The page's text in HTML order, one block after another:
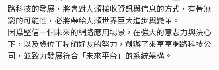
路科技的發展，將會對人類接收資訊與信息的方式，有著無
窮的可能性，必將帶給人類世界巨大進步與變革。
因爲堅信一個未來的網路應用場景，在強大的意志力與決心
下，以及幾位工程師好友的努力，創辦了來享享網路科技公
司，並致力發展符合「未來平台」的系統架構。